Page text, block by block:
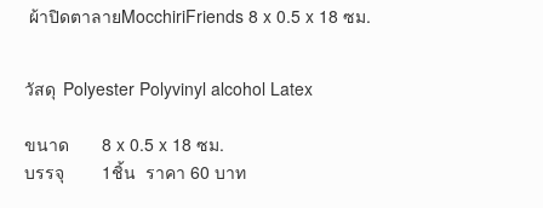
ผ้าปิดตาลายMocchiriFriends 8 x 0.5 x 18 ซม.
วัสดุ	Polyester Polyvinyl alcohol Latex
ขนาด	8 x 0.5 x 18 ซม.
บรรจุ	1ชิ้น  ราคา 60 บาท